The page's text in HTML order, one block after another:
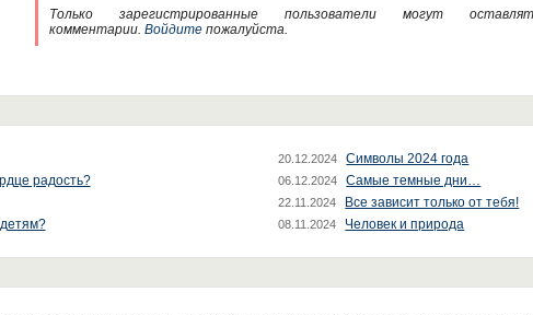
Только зарегистрированные пользователи могут
комментарии. Войдитепожалуйста.
20.12.2024 Символы 2024 года
радость? 06.12.2024 Самые темные дни…
22.11.2024 Все зависит только от тебя!
08.11.2024 Человек и природа